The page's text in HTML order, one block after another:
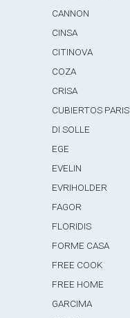
CANNON
CINSA
CITINOVA
COZA
CRISA
CUBIERTOS PARIS
DI SOLLE
EGE
EVELIN
EVRIHOLDER
FAGOR
FLORIDIS
FORME CASA
FREE COOK
FREE HOME
GARCIMA